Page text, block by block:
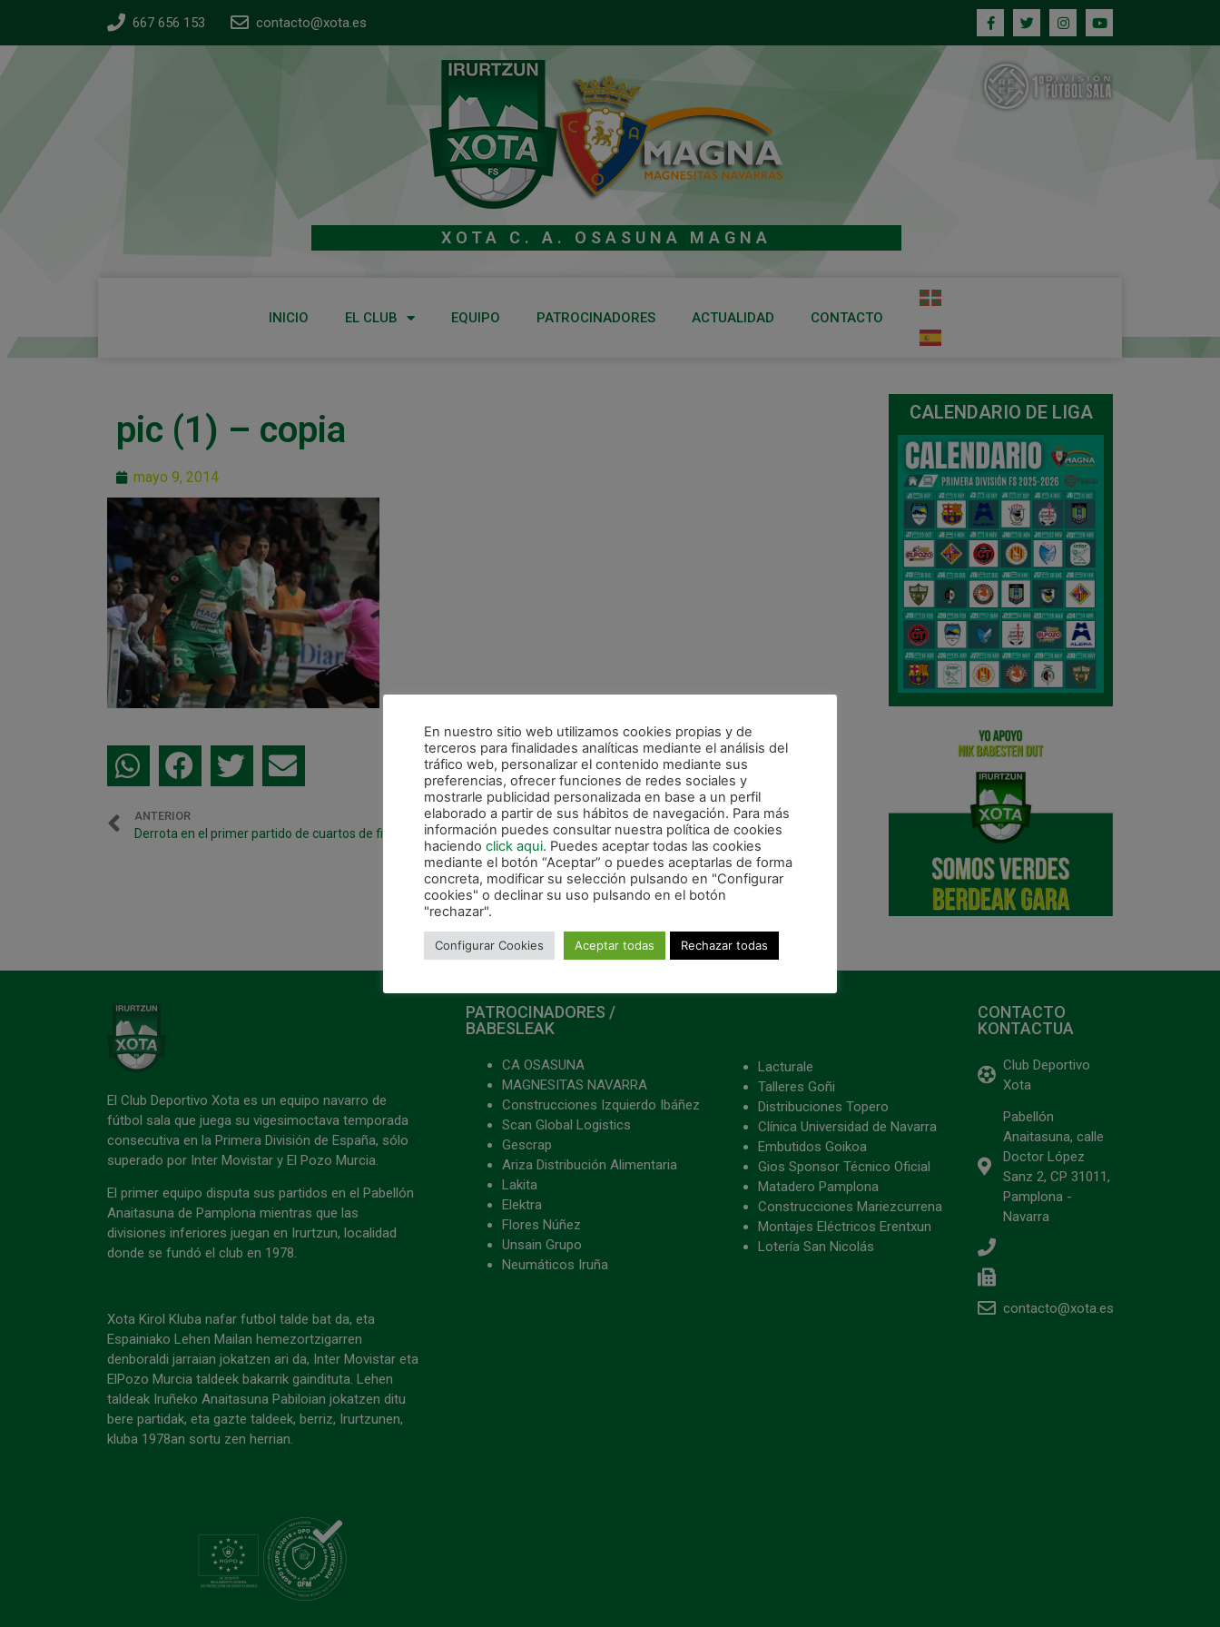
667 656 153 contacto@xota.es
XOTA C. A. OSASUNA MAGNA
INICIO EL CLUB EQUIPO PATROCINADORES ACTUALIDAD CONTACTO
pic (1) – copia
mayo 9, 2014
ANTERIOR
Derrota en el primer partido de cuartos de final (3-6)
CALENDARIO DE LIGA
El Club Deportivo Xota es un equipo navarro de
fútbol sala que juega su vigesimoctava temporada
consecutiva en la Primera División de España, sólo
superado por Inter Movistar y El Pozo Murcia.
El primer equipo disputa sus partidos en el Pabellón
Anaitasuna de Pamplona mientras que las
divisiones inferiores juegan en Irurtzun, localidad
donde se fundó el club en 1978.
Xota Kirol Kluba nafar futbol talde bat da, eta
Espainiako Lehen Mailan hemezortzigarren
denboraldi jarraian jokatzen ari da, Inter Movistar eta
ElPozo Murcia taldeek bakarrik gaindituta. Lehen
taldeak Iruñeko Anaitasuna Pabiloian jokatzen ditu
bere partidak, eta gazte taldeek, berriz, Irurtzunen,
kluba 1978an sortu zen herrian.
PATROCINADORES /
BABESLEAK
CA OSASUNA
MAGNESITAS NAVARRA
Construcciones Izquierdo Ibáñez
Scan Global Logistics
Gescrap
Ariza Distribución Alimentaria
Lakita
Elektra
Flores Núñez
Unsain Grupo
Neumáticos Iruña
Lacturale
Talleres Goñi
Distribuciones Topero
Clínica Universidad de Navarra
Embutidos Goikoa
Gios Sponsor Técnico Oficial
Matadero Pamplona
Construcciones Mariezcurrena
Montajes Eléctricos Erentxun
Lotería San Nicolás
CONTACTO
KONTACTUA
Club Deportivo
Xota
Pabellón
Anaitasuna, calle
Doctor López
Sanz 2, CP 31011,
Pamplona -
Navarra
contacto@xota.es
En nuestro sitio web utilizamos cookies propias y de
terceros para finalidades analíticas mediante el análisis del
tráfico web, personalizar el contenido mediante sus
preferencias, ofrecer funciones de redes sociales y
mostrarle publicidad personalizada en base a un perfil
elaborado a partir de sus hábitos de navegación. Para más
información puedes consultar nuestra política de cookies
haciendo click aqui. Puedes aceptar todas las cookies
mediante el botón “Aceptar” o puedes aceptarlas de forma
concreta, modificar su selección pulsando en "Configurar
cookies" o declinar su uso pulsando en el botón
"rechazar".
Configurar Cookies Aceptar todas Rechazar todas